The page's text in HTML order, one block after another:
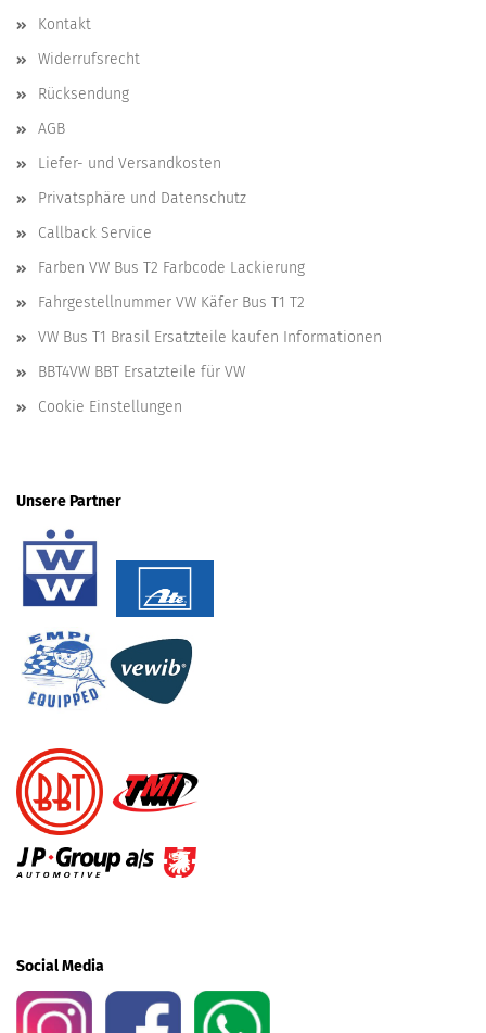
Kontakt
Widerrufsrecht
Rücksendung
AGB
Liefer- und Versandkosten
Privatsphäre und Datenschutz
Callback Service
Farben VW Bus T2 Farbcode Lackierung
Fahrgestellnummer VW Käfer Bus T1 T2
VW Bus T1 Brasil Ersatzteile kaufen Informationen
BBT4VW BBT Ersatzteile für VW
Cookie Einstellungen
Unsere Partner
Social Media